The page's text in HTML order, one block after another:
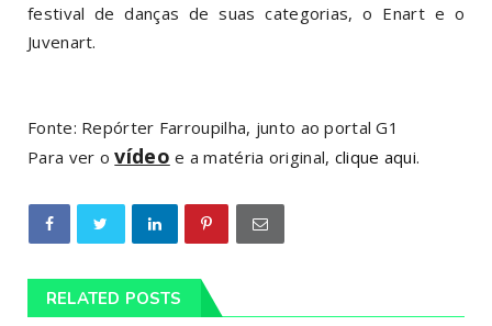
festival de danças de suas categorias, o Enart e o
Juvenart.
Fonte: Repórter Farroupilha, junto ao portal G1
Para ver ovídeo e a matéria original, clique aqui.
RELATED POSTS